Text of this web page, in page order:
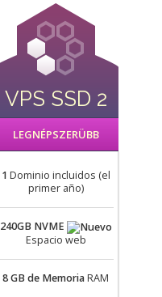
VPS SSD 2
LEGNÉPSZERÜBB
1 Dominio incluidos (el
primer año)
240GB NVME
Espacio web
8 GB de MemoriaRAM